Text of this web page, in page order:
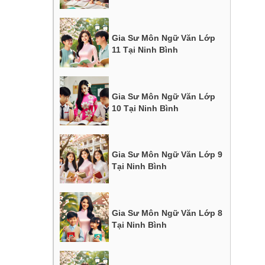
Gia Sư Môn Ngữ Văn Lớp
11 Tại Ninh Bình
Gia Sư Môn Ngữ Văn Lớp
10 Tại Ninh Bình
Gia Sư Môn Ngữ Văn Lớp 9
Tại Ninh Bình
Gia Sư Môn Ngữ Văn Lớp 8
Tại Ninh Bình